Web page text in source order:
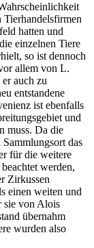
Tierhandelsfirmen
hatten und
einzelnen Tiere
so ist dennoch
allem von L.
auch zu
entstandene
ist ebenfalls
und
muss. Da die
das
für die weitere
werden,
Zirkussen
einen weiten und
sie von Alois
übernahm
wurden also